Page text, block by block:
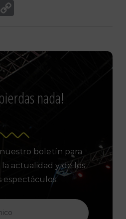
Email
nada!
boletín para
actualidad y de los
espectáculos.